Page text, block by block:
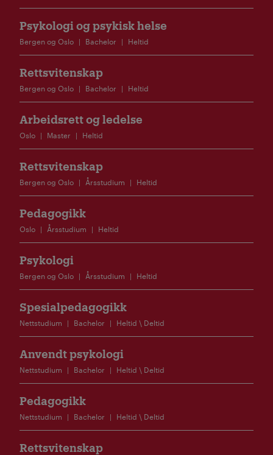
Psykologi og psykisk helse
Bergen og Oslo Bachelor Heltid
Rettsvitenskap
Bergen og Oslo Bachelor Heltid
Arbeidsrett og ledelse
Oslo Master Heltid
Rettsvitenskap
Bergen og Oslo Årsstudium Heltid
Pedagogikk
Oslo Årsstudium Heltid
Psykologi
Bergen og Oslo Årsstudium Heltid
Spesialpedagogikk
Nettstudium Bachelor Heltid \ Deltid
Anvendt psykologi
Nettstudium Bachelor Heltid \ Deltid
Pedagogikk
Nettstudium Bachelor Heltid \ Deltid
Rettsvitenskap